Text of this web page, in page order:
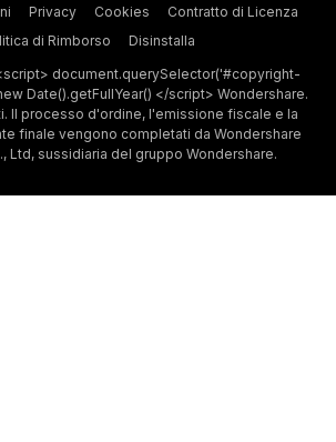
Privacy Cookies
Contratto di Licenza
di Rimborso
Disinstalla
document.querySelector('#copyright-
Date().getFullYear() </script> Wondershare.
Il processo d'ordine, l'emissione fiscale e la
finale vengono completati da Wondershare
Ltd, sussidiaria del gruppo Wondershare.